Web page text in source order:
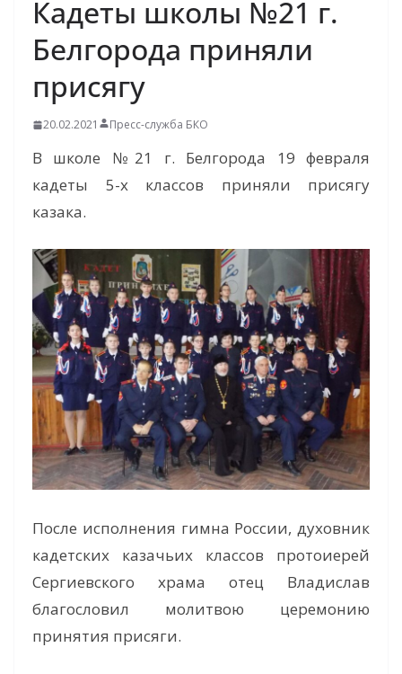
Кадеты школы №21 г.
Белгорода приняли
присягу
20.02.2021 Пресс-служба БКО
В школе №21 г. Белгорода 19 февраля
кадеты 5-х классов приняли присягу
казака.
После исполнения гимна России, духовник
кадетских казачьих классов протоиерей
Сергиевского храма отец Владислав
благословил молитвою церемонию
принятия присяги.